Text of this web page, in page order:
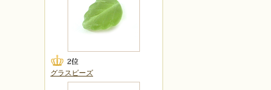
グラスビーズ